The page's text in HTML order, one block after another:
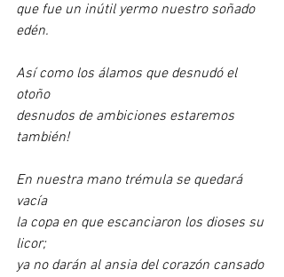
que fue un inútil yermo nuestro soñado
edén.
Así como los álamos que desnudó el
otoño
desnudos de ambiciones estaremos
también!
En nuestra mano trémula se quedará
vacía
la copa en que escanciaron los dioses su
licor;
ya no darán al ansia del corazón cansado